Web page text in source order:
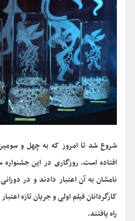
شروع شد تا امروز که به چهل و سومین
افتاده است. روزگاری در این
نامشان به آن اعتبار دادند و در
کارگردانان فیلم اولی و جریان تازه
راه یافتند.